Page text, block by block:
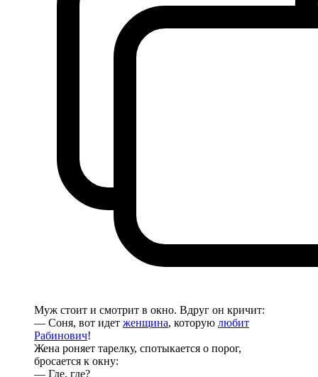
Муж стоит и смотрит в окно. Вдруг он кричит:
— Соня, вот идет женщина, которую любит
Рабинович!
Жена роняет тарелку, спотыкается о порог,
бросается к окну:
— Где, где?